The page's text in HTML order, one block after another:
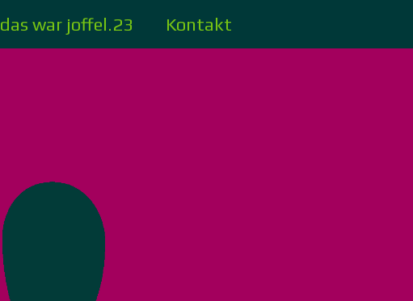
das war joffel.23 Kontakt